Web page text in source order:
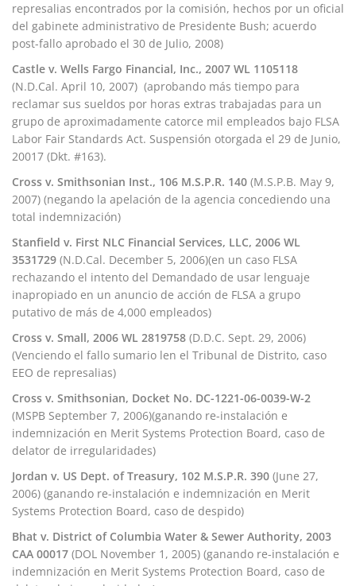
represalias encontrados por la comisión, hechos por un oficial
del gabinete administrativo de Presidente Bush; acuerdo
post-fallo aprobado el 30 de Julio, 2008)
Castle v. Wells Fargo Financial, Inc., 2007 WL 1105118
(N.D.Cal. April 10, 2007) (aprobando más tiempo para
reclamar sus sueldos por horas extras trabajadas para un
grupo de aproximadamente catorce mil empleados bajo FLSA
Labor Fair Standards Act. Suspensión otorgada el 29 de Junio,
20017 (Dkt. #163).
Cross v. Smithsonian Inst., 106 M.S.P.R. 140 (M.S.P.B. May 9,
2007) (negando la apelación de la agencia concediendo una
total indemnización)
Stanfield v. First NLC Financial Services, LLC, 2006 WL
3531729 (N.D.Cal. December 5, 2006)(en un caso FLSA
rechazando el intento del Demandado de usar lenguaje
inapropiado en un anuncio de acción de FLSA a grupo
putativo de más de 4,000 empleados)
Cross v. Small, 2006 WL 2819758 (D.D.C. Sept. 29, 2006)
(Venciendo el fallo sumario len el Tribunal de Distrito, caso
EEO de represalias)
Cross v. Smithsonian, Docket No. DC-1221-06-0039-W-2
(MSPB September 7, 2006)(ganando re-instalación e
indemnización en Merit Systems Protection Board, caso de
delator de irregularidades)
Jordan v. US Dept. of Treasury, 102 M.S.P.R. 390 (June 27,
2006) (ganando re-instalación e indemnización en Merit
Systems Protection Board, caso de despido)
Bhat v. District of Columbia Water & Sewer Authority, 2003
CAA 00017 (DOL November 1, 2005) (ganando re-instalación e
indemnización en Merit Systems Protection Board, caso de